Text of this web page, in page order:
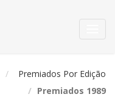
Premiados Por Edição
Premiados 1989